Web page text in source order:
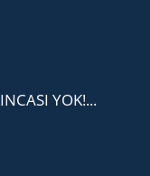
YOK!...